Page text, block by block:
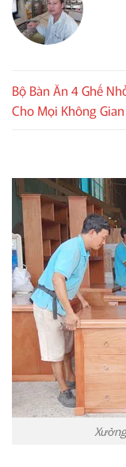
Bộ Bàn Ăn 4 Ghế
Cho Mọi Không Gian